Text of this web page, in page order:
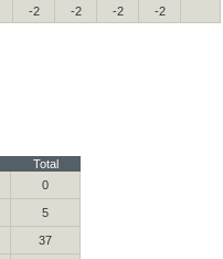
-2 -2 -2 -2
Total
0
5
37